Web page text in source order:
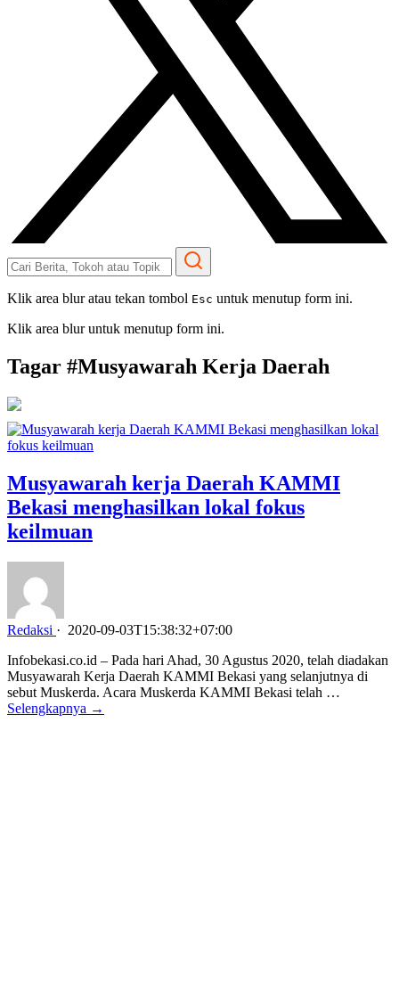
Klik area blur atau tekan tombol Esc untuk menutup form ini.
Klik area blur untuk menutup form ini.
Tagar #Musyawarah Kerja Daerah
Musyawarah kerja Daerah KAMMI
Bekasi menghasilkan lokal fokus
keilmuan
Redaksi · 2020-09-03T15:38:32+07:00
Infobekasi.co.id – Pada hari Ahad, 30 Agustus 2020, telah diadakan
Musyawarah Kerja Daerah KAMMI Bekasi yang selanjutnya di
sebut Muskerda. Acara Muskerda KAMMI Bekasi telah …
Selengkapnya →